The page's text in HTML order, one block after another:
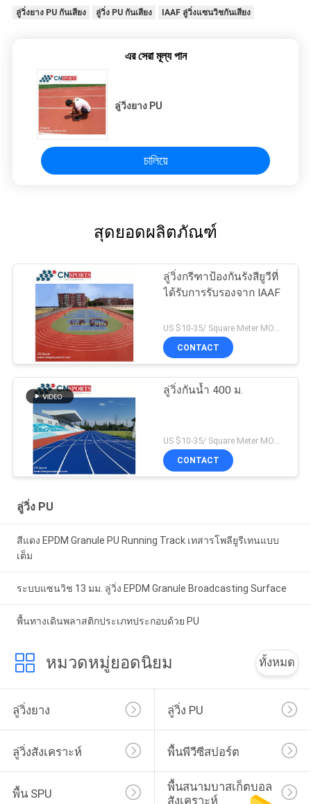
ลู่วิ่งยาง PU กันเสียง ลู่วิ่ง PU กันเสียง IAAF ลู่วิ่งแซนวิชกันเสียง
এর সেরা মূল্য পান
ลู่วิ่งยาง PU
চালিয়ে
สุดยอดผลิตภัณฑ์
ลู่วิ่งกรีฑาป้องกันรังสียูวีที่
ได้รับการรับรองจาก IAAF
CONTACT
ลู่วิ่งกันน้ำ 400 ม.
US $10-35/ Square Meter MOQ:/
CONTACT
ลู่วิ่ง PU
สีแดง EPDM Granule PU Running Track เทสารโพลียูรีเทนแบบ
เต็ม
ระบบแซนวิช 13 มม. ลู่วิ่ง EPDM Granule Broadcasting Surface
พื้นทางเดินพลาสติกประเภทประกอบด้วย PU
หมวดหมู่ยอดนิยม ทั้งหมด
ลู่วิ่งยาง ลู่วิ่ง PU
ลู่วิ่งสังเคราะห์ พื้นพีวีซีสปอร์ต
พื้น SPU
พื้นสนามบาสเก็ตบอล
สังเคราะห์